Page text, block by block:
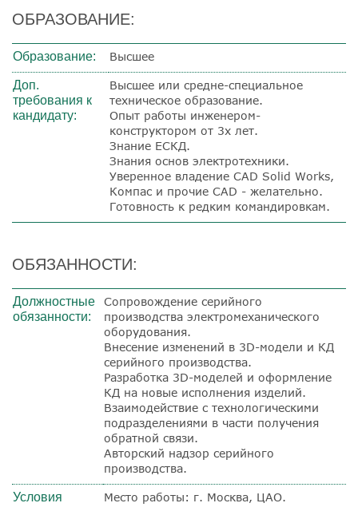
ОБРАЗОВАНИЕ:
Образование: Высшее
Доп.
требования к
кандидату:
Высшее или средне-специальное
техническое образование.
Опыт работы инженером-
конструктором от 3х лет.
Знание ЕСКД.
Знания основ электротехники.
Уверенное владение CAD Solid Works,
Компас и прочие CAD - желательно.
Готовность к редким командировкам.
ОБЯЗАННОСТИ:
Должностные
обязанности:
Сопровождение серийного
производства электромеханического
оборудования.
Внесение изменений в 3D-модели и КД
серийного производства.
Разработка 3D-моделей и оформление
КД на новые исполнения изделий.
Взаимодействие с технологическими
подразделениями в части получения
обратной связи.
Авторский надзор серийного
производства.
Условия
Место работы: г. Москва, ЦАО.